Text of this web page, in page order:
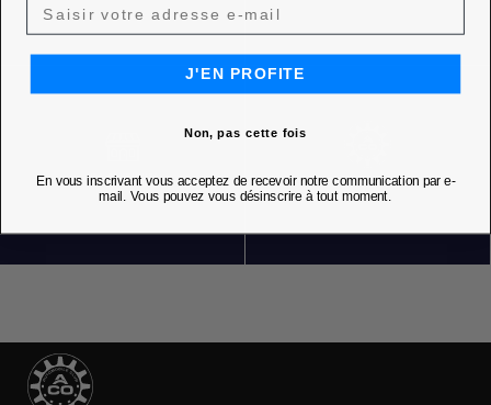
NOS BOUTIQUES
J'EN PROFITE
Non, pas cette fois
En vous inscrivant vous acceptez de recevoir notre communication par e-
mail. Vous pouvez vous désinscrire à tout moment.